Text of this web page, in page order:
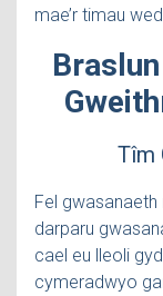
mae’r timau
Tîm
Fel
darparu
cael eu lleoli
cymeradwyo